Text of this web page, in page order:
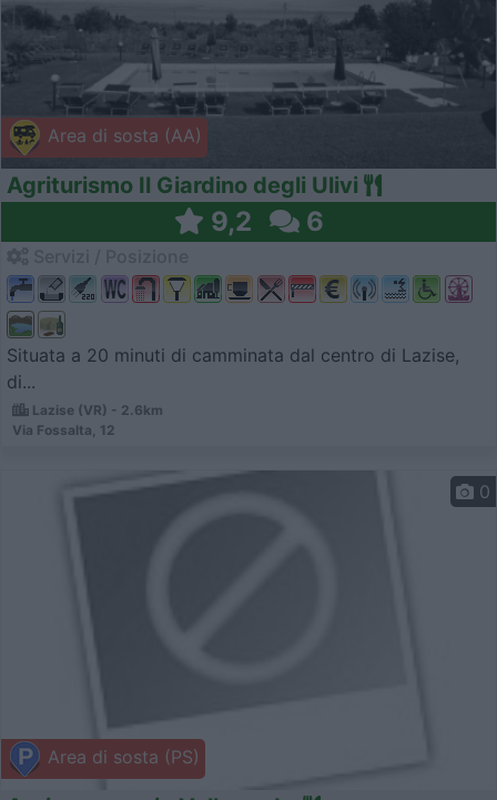
Area di sosta (AA)
Agriturismo Il Giardino degli Ulivi
9,2 6
Situata a 20 minuti di camminata dal centro di Lazise,
di...
Lazise (VR) - 2.6km
Via Fossalta, 12
Area di sosta (PS)
0